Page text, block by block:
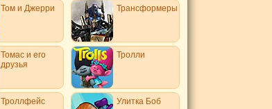
Том и Джерри Трансформеры
Томас и его
друзья
Тролли
Троллфейс Улитка Боб